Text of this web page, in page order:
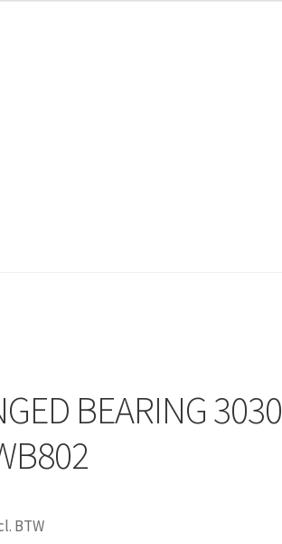
BEARING 3030
BTW